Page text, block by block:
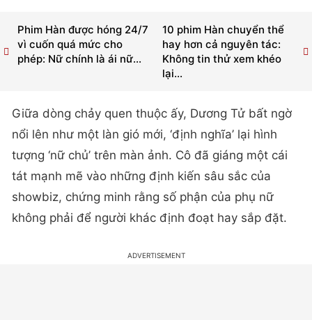
10 phim Hàn chuyển thể
hay hơn cả nguyên tác:
Không tin thử xem khéo
lại...
Phim Hàn được hóng 24/7
vì cuốn quá mức cho
phép: Nữ chính là ái nữ...
Giữa dòng chảy quen thuộc ấy, Dương Tử bất ngờ
nổi lên như một làn gió mới, ‘định nghĩa’ lại hình
tượng ‘nữ chủ’ trên màn ảnh. Cô đã giáng một cái
tát mạnh mẽ vào những định kiến sâu sắc của
showbiz, chứng minh rằng số phận của phụ nữ
không phải để người khác định đoạt hay sắp đặt.